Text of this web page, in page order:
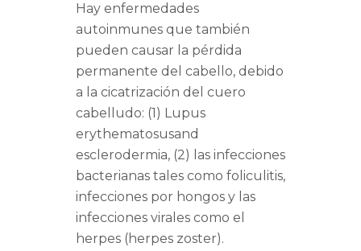
Hay enfermedades
autoinmunes que también
pueden causar la pérdida
permanente del cabello, debido
a la cicatrización del cuero
cabelludo: (1) Lupus
erythematosusand
esclerodermia, (2) las infecciones
bacterianas tales como foliculitis,
infecciones por hongos y las
infecciones virales como el
herpes (herpes zoster).